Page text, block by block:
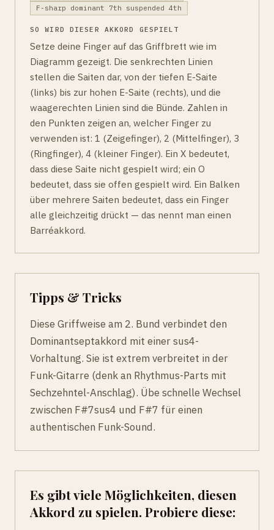
F-sharp dominant 7th suspended 4th
SO WIRD DIESER AKKORD GESPIELT
Setze deine Finger auf das Griffbrett wie im
Diagramm gezeigt. Die senkrechten Linien
stellen die Saiten dar, von der tiefen E-Saite
(links) bis zur hohen E-Saite (rechts), und die
waagerechten Linien sind die Bünde. Zahlen in
den Punkten zeigen an, welcher Finger zu
verwenden ist: 1 (Zeigefinger), 2 (Mittelfinger), 3
(Ringfinger), 4 (kleiner Finger). Ein X bedeutet,
dass diese Saite nicht gespielt wird; ein O
bedeutet, dass sie offen gespielt wird. Ein Balken
über mehrere Saiten bedeutet, dass ein Finger
alle gleichzeitig drückt — das nennt man einen
Barréakkord.
Tipps & Tricks
Diese Griffweise am 2. Bund verbindet den
Dominantseptakkord mit einer sus4-
Vorhaltung. Sie ist extrem verbreitet in der
Funk-Gitarre (denk an Rhythmus-Parts mit
Sechzehntel-Anschlag). Übe schnelle Wechsel
zwischen F#7sus4 und F#7 für einen
authentischen Funk-Sound.
Es gibt viele Möglichkeiten, diesen
Akkord zu spielen. Probiere diese: